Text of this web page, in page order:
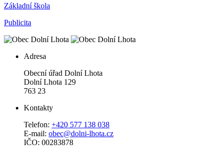
Základní škola
Publicita
Adresa
Obecní úřad Dolní Lhota
Dolní Lhota 129
763 23
Kontakty
Telefon: +420 577 138 038
E-mail: obec@dolni-lhota.cz
IČO: 00283878